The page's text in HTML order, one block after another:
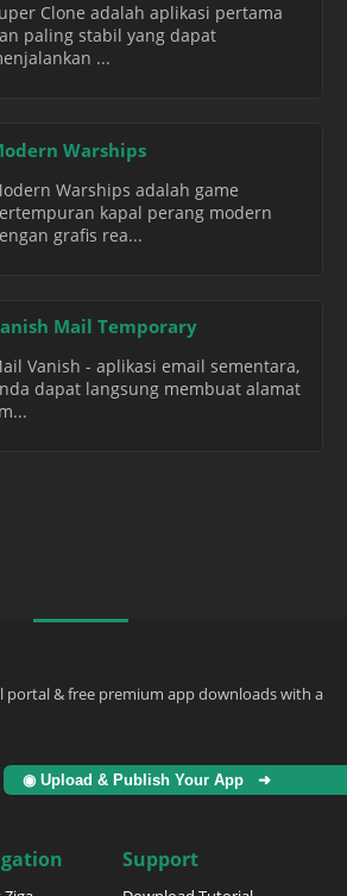
Clone adalah aplikasi pertama
paling stabil yang dapat
...
Warships
Warships adalah game
kapal perang modern
grafis rea...
Mail Temporary
Vanish - aplikasi email sementara,
dapat langsung membuat alamat
portal & free premium app downloads with a
◉ Upload & Publish Your App ➜
Support